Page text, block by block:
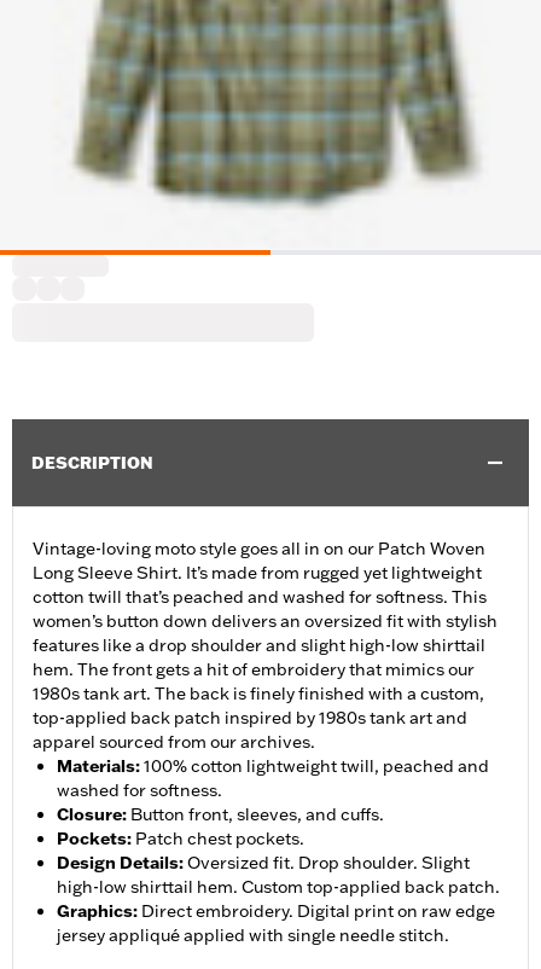
DESCRIPTION
Vintage-loving moto style goes all in on our Patch Woven
Long Sleeve Shirt. It’s made from rugged yet lightweight
cotton twill that’s peached and washed for softness. This
women’s button down delivers an oversized fit with stylish
features like a drop shoulder and slight high-low shirttail
hem. The front gets a hit of embroidery that mimics our
1980s tank art. The back is finely finished with a custom,
top-applied back patch inspired by 1980s tank art and
apparel sourced from our archives.
Materials:100% cotton lightweight twill, peached and
washed for softness.
Closure: Button front, sleeves, and cuffs.
Pockets: Patch chest pockets.
Design Details:Oversized fit. Drop shoulder. Slight
high-low shirttail hem. Custom top-applied back patch.
Graphics: Direct embroidery. Digital print on raw edge
jersey appliqué applied with single needle stitch.